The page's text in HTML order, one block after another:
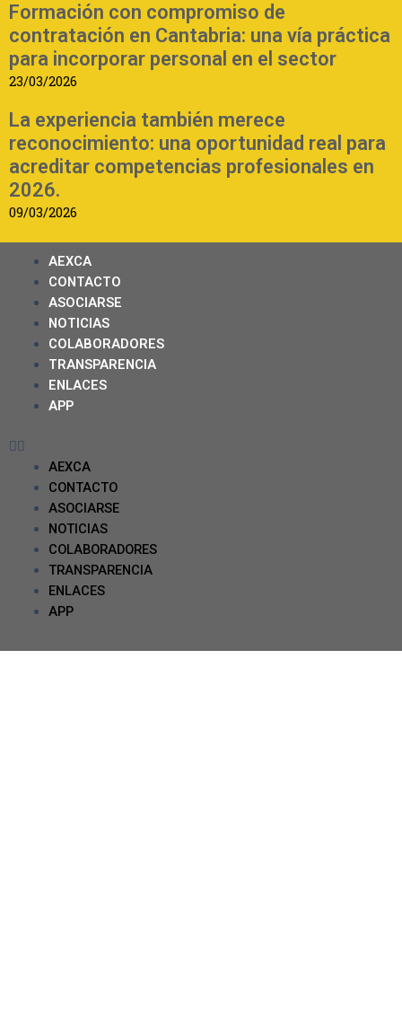
Formación con compromiso de
contratación en Cantabria: una vía práctica
para incorporar personal en el sector
23/03/2026
La experiencia también merece
reconocimiento: una oportunidad real para
acreditar competencias profesionales en
2026.
09/03/2026
AEXCA
CONTACTO
ASOCIARSE
NOTICIAS
COLABORADORES
TRANSPARENCIA
ENLACES
APP
AEXCA
CONTACTO
ASOCIARSE
NOTICIAS
COLABORADORES
TRANSPARENCIA
ENLACES
APP